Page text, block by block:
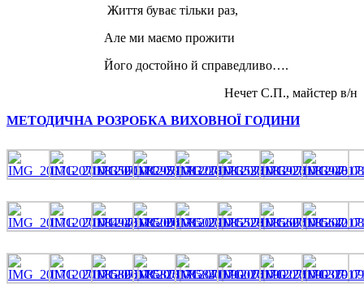
Життя буває тільки раз,
Але ми маємо прожити
Його достойно й справедливо….
Нечет С.П., майстер в/н
МЕТОДИЧНА РОЗРОБКА ВИХОВНОЇ ГОДИНИ